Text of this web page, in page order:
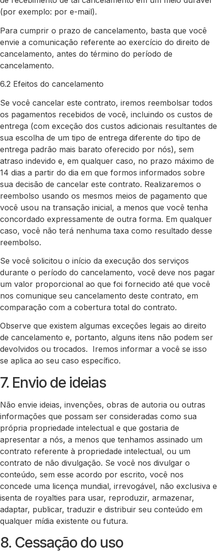
(por exemplo: por e-mail).
Para cumprir o prazo de cancelamento, basta que você
envie a comunicação referente ao exercício do direito de
cancelamento, antes do término do período de
cancelamento.
6.2 Efeitos do cancelamento
Se você cancelar este contrato, iremos reembolsar todos
os pagamentos recebidos de você, incluindo os custos de
entrega (com exceção dos custos adicionais resultantes de
sua escolha de um tipo de entrega diferente do tipo de
entrega padrão mais barato oferecido por nós), sem
atraso indevido e, em qualquer caso, no prazo máximo de
14 dias a partir do dia em que formos informados sobre
sua decisão de cancelar este contrato. Realizaremos o
reembolso usando os mesmos meios de pagamento que
você usou na transação inicial, a menos que você tenha
concordado expressamente de outra forma. Em qualquer
caso, você não terá nenhuma taxa como resultado desse
reembolso.
Se você solicitou o início da execução dos serviços
durante o período do cancelamento, você deve nos pagar
um valor proporcional ao que foi fornecido até que você
nos comunique seu cancelamento deste contrato, em
comparação com a cobertura total do contrato.
Observe que existem algumas exceções legais ao direito
de cancelamento e, portanto, alguns itens não podem ser
devolvidos ou trocados. Iremos informar a você se isso
se aplica ao seu caso específico.
7. Envio de ideias
Não envie ideias, invenções, obras de autoria ou outras
informações que possam ser consideradas como sua
própria propriedade intelectual e que gostaria de
apresentar a nós, a menos que tenhamos assinado um
contrato referente à propriedade intelectual, ou um
contrato de não divulgação. Se você nos divulgar o
conteúdo, sem esse acordo por escrito, você nos
concede uma licença mundial, irrevogável, não exclusiva e
isenta de royalties para usar, reproduzir, armazenar,
adaptar, publicar, traduzir e distribuir seu conteúdo em
qualquer mídia existente ou futura.
8. Cessação do uso